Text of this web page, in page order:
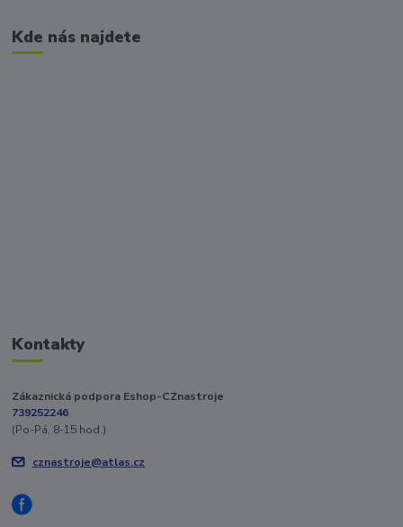
Kde nás najdete
Kontakty
Zákaznická podpora Eshop-CZnastroje
739252246
(Po-Pá, 8-15 hod.)
cznastroje@atlas.cz